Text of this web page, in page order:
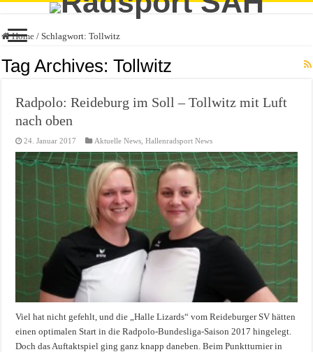
Home / Schlagwort:Tollwitz
Tag Archives:Tollwitz
Radpolo: Reideburg im Soll – Tollwitz mit Luft
nach oben
24. Januar 2017 Aktuelle News ,Hallenradsport News
Viel hat nicht gefehlt, und die „Halle Lizards“ vom Reideburger SV hätten
einen optimalen Start in die Radpolo-Bundesliga-Saison 2017 hingelegt.
Doch das Auftaktspiel ging ganz knapp daneben. Beim Punktturnier in